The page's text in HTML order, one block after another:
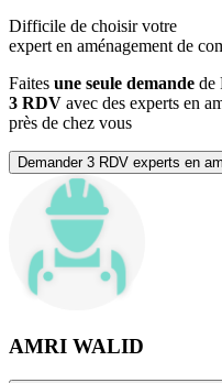
Difficile de choisir votre
expert en aménagement de
Faites une seule demande de
3 RDV avec des experts en
près de chez vous
Demander 3 RDV experts en
AMRI WALID